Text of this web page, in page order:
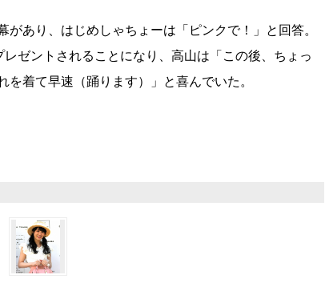
あり、はじめしゃちょーは「ピンクで！」と回答。
ゼントされることになり、高山は「この後、ちょっ
着て早速（踊ります）」と喜んでいた。